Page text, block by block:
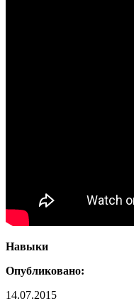
Навыки
Опубликовано:
14.07.2015